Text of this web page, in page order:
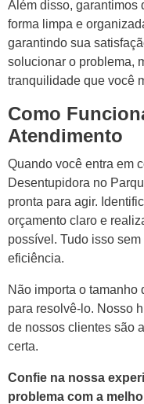
Além disso, garantimos
forma limpa e
garantindo sua
solucionar o problema,
tranquilidade que você
Como
Atendimento
Quando você entra em
Desentupidora no
pronta para agir.
orçamento claro e
possível. Tudo isso
eficiência.
Não importa o tamanho
para resolvê-lo. Nosso
de nossos clientes são
certa.
Confie na nossa
problema com a